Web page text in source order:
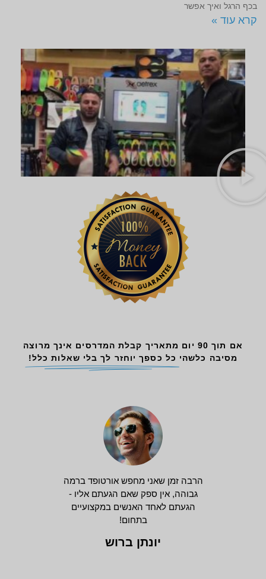
בכף הרגל ואיך אפשר
קרא עוד »
אם תוך 90 יום מתאריך קבלת המדרסים אינך מרוצה
מסיבה כלשהי כל כספך יוחזר לך בלי שאלות כלל!
הרבה זמן שאני מחפש אורטופד ברמה
גבוהה, אין ספק שאם הגעתם אליו -
הגעתם לאחד האנשים במקצועיים
בתחום!
יונתן ברוש